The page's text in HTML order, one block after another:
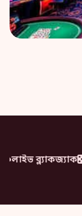
লাইভ ব্ল্যাকজ্যাক